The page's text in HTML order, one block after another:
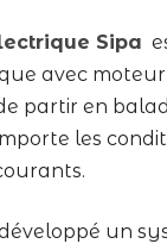
Sipa
avec
partir en
les
un